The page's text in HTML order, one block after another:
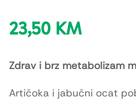
23,50 KM
Zdrav i brz metabolizam
Artičoka i jabučni ocat